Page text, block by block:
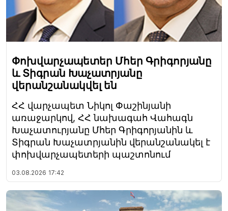
Փոխվարչապետեր Մհեր Գրիգորյանը
և Տիգրան Խաչատրյանը
վերանշանակվել են
ՀՀ վարչապետ Նիկոլ Փաշինյանի
առաջարկով, ՀՀ նախագահ Վահագն
Խաչատուրյանը Մհեր Գրիգորյանին և
Տիգրան Խաչատրյանին վերանշանակել է
փոխվարչապետերի պաշտոնում
03.08.2026 17:42